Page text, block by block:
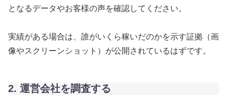
となるデータやお客様の声を確認してください。
実績がある場合は、誰がいくら稼いだのかを示す証拠（画
像やスクリーンショット）が公開されているはずです。
2. 運営会社を調査する